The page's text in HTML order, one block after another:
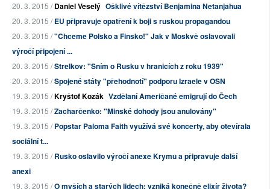
20. 3. 2015 /Daniel Veselý Ošklivé vítězství Benjamina Netanjahua
20. 3. 2015 /EU připravuje opatření k boji s ruskou propagandou
20. 3. 2015 /"Chceme Polsko a Finsko!" Jak v Moskvě oslavovali
výročí připojení ...
20. 3. 2015 /Strelkov: "Sním o Rusku v hranicích z roku 1939"
20. 3. 2015 /Spojené státy "přehodnotí" podporu Izraele v OSN
19. 3. 2015 /Kryštof Kozák Vzdělaní Američané emigrují do Čech
19. 3. 2015 /Zacharčenko: "Minské dohody jsou anulovány"
19. 3. 2015 /Popstar Paloma Faith využívá své koncerty, aby otevírala
sociální t...
19. 3. 2015 /Rusko oslavilo výročí anexe Krymu a připravuje další
anexi
19. 3. 2015 /O myších a starých lidech: vzniká konečně elixír života?